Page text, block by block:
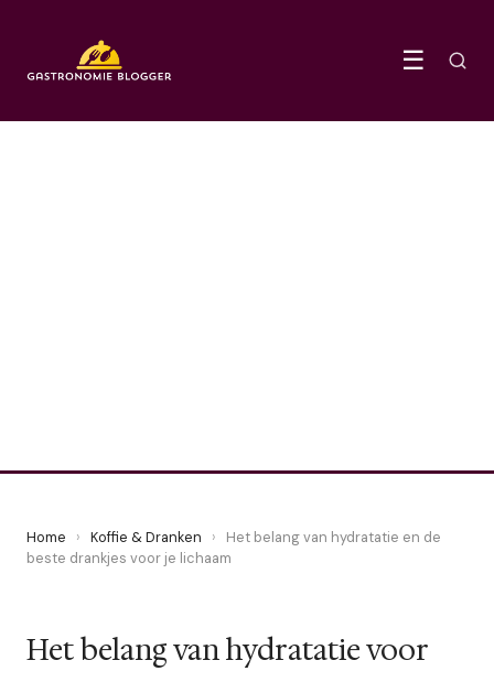
☰
Home › Koffie & Dranken ›
Het belang van hydratatie en de
beste drankjes voor je lichaam
Het belang van hydratatie voor